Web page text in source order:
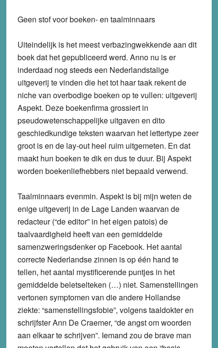
Geen stof voor boeken- en taalminnaars
Uiteindelijk is het meest verbazingwekkende aan dit
boek dat het gepubliceerd werd. Anno nu is er
inderdaad nog steeds een Nederlandstalige
uitgeverij te vinden die het tot haar taak rekent de
niche van overbodige boeken op te vullen: uitgeverij
Aspekt. Deze boekenfirma grossiert in
pseudowetenschappelijke uitgaven en dito
geschiedkundige teksten waarvan het lettertype zeer
groot is en de lay-out heel ruim uitgemeten. En dat
maakt hun boeken te dik en dus te duur. Bij Aspekt
worden boekenliefhebbers niet bepaald verwend.
Taalminnaars evenmin. Aspekt is bij mijn weten de
enige uitgeverij in de Lage Landen waarvan de
redacteur (“de editor” in het eigen patois) de
taalvaardigheid heeft van een gemiddelde
samenzweringsdenker op Facebook. Het aantal
correcte Nederlandse zinnen is op één hand te
tellen, het aantal mystificerende puntjes in het
gemiddelde beletselteken (…) niet. Samenstellingen
vertonen symptomen van die andere Hollandse
ziekte: “samenstellingsfobie”, volgens taaldokter en
schrijfster Ann De Craemer, “de angst om woorden
aan elkaar te schrijven”. Iemand zou de brave man